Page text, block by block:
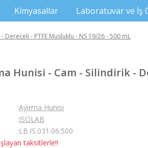
Kimyasallar Laboratuvar ve İş
Dereceli - PTFE Musluklu - NS 19/26 - 500 mL
Hunisi - Cam - Silindirik -
Ayırma Hunisi
ISOLAB
LB.IS.031.06.500
taksitlerle!!